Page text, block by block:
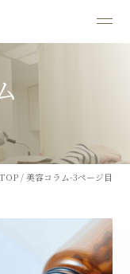
/美容コラム-3ページ目